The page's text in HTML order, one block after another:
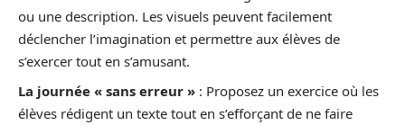
ou une description. Les visuels peuvent facilement
déclencher l’imagination et permettre aux élèves de
s’exercer tout en s’amusant.
La journée « sans erreur » : Proposez un exercice où les
élèves rédigent un texte tout en s’efforçant de ne faire